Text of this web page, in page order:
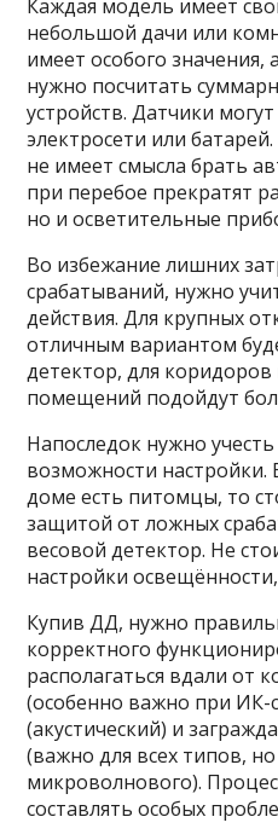
Каждая модель имеет
небольшой дачи или
имеет особого значения,
нужно посчитать
устройств. Датчики
электросети или
не имеет смысла брать
при перебое прекратят
но и осветительные
Во избежание лишних
срабатываний, нужно
действия. Для крупных
отличным вариантом
детектор, для коридоров
помещений подойдут
Напоследок нужно
возможности настройки.
доме есть питомцы, то
защитой от ложных
весовой детектор. Не
настройки
Купив ДД, нужно
корректного
располагаться вдали от
(особенно важно при ИК-
(акустический) и
(важно для всех типов,
микроволнового).
составлять особых